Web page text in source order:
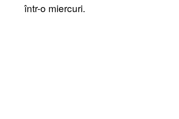
într-o miercuri.